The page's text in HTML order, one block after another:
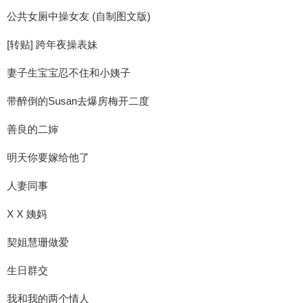
公共女厕中操女友 (自制图文版)
[转贴] 跨年夜操表妹
妻子生宝宝忍不住和小姨子
带醉倒的Susan去爆房梅开二度
善良的二婶
明天你要嫁给他了
人妻同事
X X 姨妈
契姐慧珊做爱
生日群交
我和我的两个情人